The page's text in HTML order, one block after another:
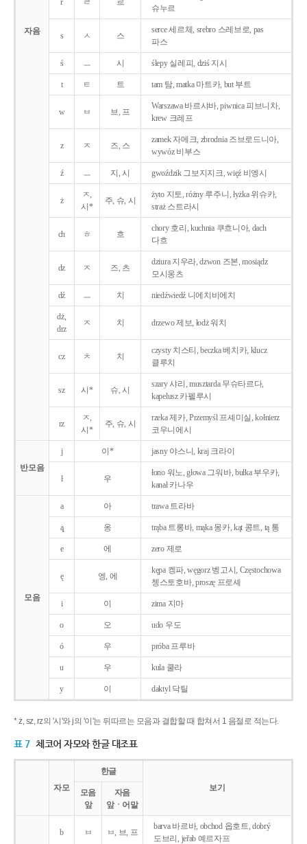
자음
r ㄹ 르
슈누르
s ㅅ 스
serce 세르체, srebro 스레브로, pas
파스
ś ㅡ 시 ślepy 실레피, dziś 지시
t ㅌ 트 tam 탐, matka 마트카, but 부트
w ㅂ 브, 프
Warszawa 바르샤바, piwnica 피브니차,
krew 크레프
z ㅈ 즈, 스
zamek 자메크, zbrodnia 즈브로드니아,
wywóz 비부스
ź ㅡ 지, 시 gwoździk 그보지지크, więź 비엥시
ż
ㅈ,
시*
주, 슈, 시
żyto 지토, różny 루주니, łyżka 위슈카,
straż 스트라시
ch ㅎ 흐
chory 호리, kuchnia 쿠흐니아, dach
다흐
dz ㅈ 즈, 츠
dziura 지우라, dzwon 즈본, mosiądz
모시옹츠
dź ㅡ 치 niedźwiedź 니에치비에치
dż,
drz
ㅈ 치 drzewo 제보, łodż 워치
cz ㅊ 치
czysty 치스티, beczka 베치카, klucz
클루치
sz 시* 슈, 시
szary 샤리, musztarda 무슈타르다,
kapelusz 카펠루시
rz
ㅈ,
시*
주, 슈, 시
rzeka 제카, Przemyśl 프셰미실, kołnierz
코우니에시
반모음
j 이* jasny 야스니, kraj 크라이
ł 우
łono 워노, głowa 그워바, bułka 부우카,
kanał 카나우
모음
a 아 trawa 트라바
ą̨ 옹 trąba 트롱바, mąka 몽카, kąt 콩트, tą 통
e 에 zero 제로
ę 엥, 에
kępa 켕파, węgorz 벵고시, Częstochowa
쳉스토호바, proszę 프로셰
i 이 zima 지마
o 오 udo 우도
ó 우 próba 프루바
u 우 kula 쿨라
y 이 daktyl 닥틸
* ż, sz, rz의 '시'와 j의 '이'는 뒤따르는 모음과 결합할 때 합쳐서 1 음절로 적는다.
표 7 체코어 자모와 한글 대조표
자모
한글
보기
모음
앞
자음
앞ㆍ어말
b ㅂ ㅂ, 브, 프
barva 바르바, obchod 옵호트, dobrý
도브리, jeřab 예르자프